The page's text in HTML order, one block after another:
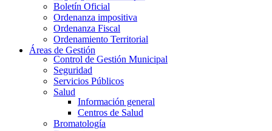
Boletín Oficial
Ordenanza impositiva
Ordenanza Fiscal
Ordenamiento Territorial
Áreas de Gestión
Control de Gestión Municipal
Seguridad
Servicios Públicos
Salud
Información general
Centros de Salud
Bromatología